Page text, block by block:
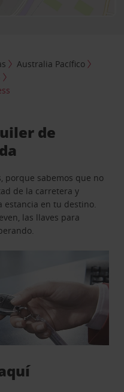
Australia Pacífico
de
porque sabemos que no
de la carretera y
en tu destino.
las llaves para